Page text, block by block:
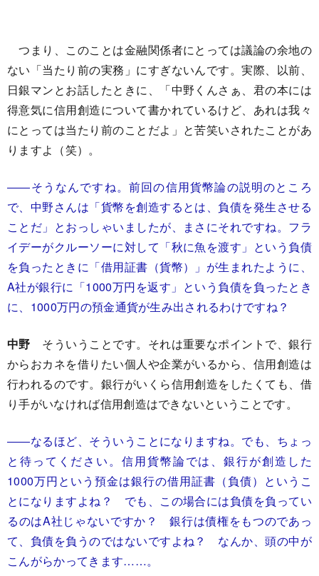
つまり、このことは金融関係者にとっては議論の余地の
ない「当たり前の実務」にすぎないんです。実際、以前、
日銀マンとお話したときに、「中野くんさぁ、君の本には
得意気に信用創造について書かれているけど、あれは我々
にとっては当たり前のことだよ」と苦笑いされたことがあ
りますよ（笑）。
――そうなんですね。前回の信用貨幣論の説明のところ
で、中野さんは「貨幣を創造するとは、負債を発生させる
ことだ」とおっしゃいましたが、まさにそれですね。フラ
イデーがクルーソーに対して「秋に魚を渡す」という負債
を負ったときに「借用証書（貨幣）」が生まれたように、
A社が銀行に「1000万円を返す」という負債を負ったとき
に、1000万円の預金通貨が生み出されるわけですね？
中野 そういうことです。それは重要なポイントで、銀行
からおカネを借りたい個人や企業がいるから、信用創造は
行われるのです。銀行がいくら信用創造をしたくても、借
り手がいなければ信用創造はできないということです。
――なるほど、そういうことになりますね。でも、ちょっ
と待ってください。信用貨幣論では、銀行が創造した
1000万円という預金は銀行の借用証書（負債）というこ
とになりますよね？ でも、この場合には負債を負ってい
るのはA社じゃないですか？ 銀行は債権をもつのであっ
て、負債を負うのではないですよね？ なんか、頭の中が
こんがらかってきます……。